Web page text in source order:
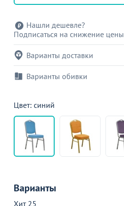
Нашли дешевле?
Подписаться на снижение цены
Варианты доставки
Варианты обивки
Цвет: синий
Варианты
Хит 25